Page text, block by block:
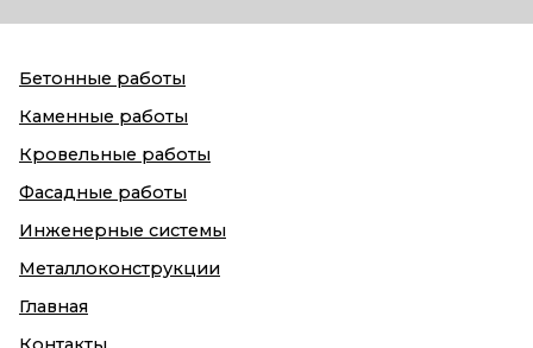
Бетонные работы
Каменные работы
Кровельные работы
Фасадные работы
Инженерные системы
Металлоконструкции
Главная